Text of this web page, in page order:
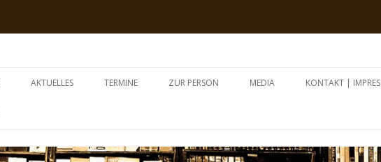
AKTUELLES TERMINE ZUR PERSON MEDIA KONTAKT |